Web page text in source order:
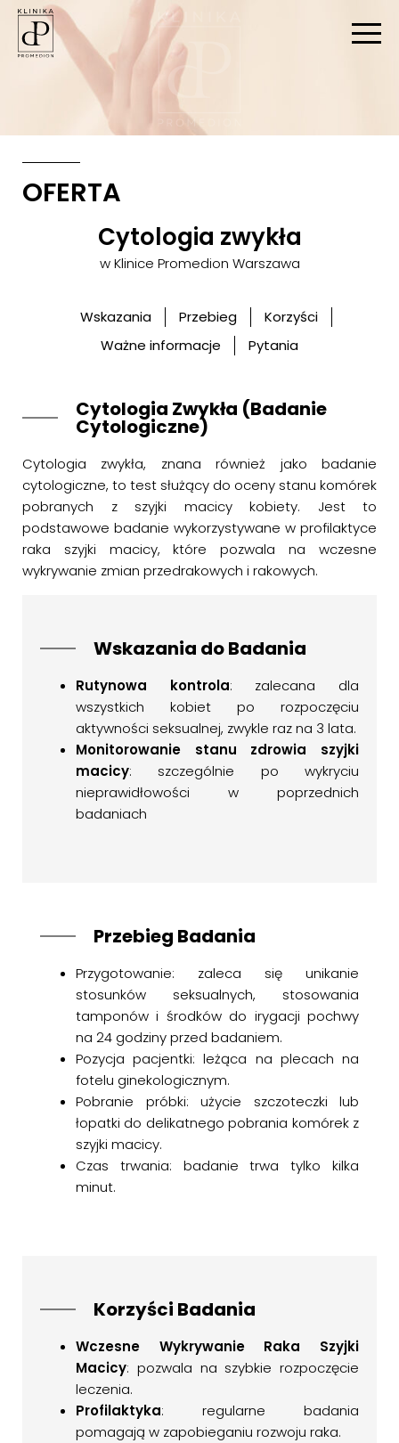
STRONA GŁÓWNA |
CYTOLOGIA ZWYKŁA
OFERTA
Cytologia zwykła
w Klinice Promedion Warszawa
Wskazania Przebieg
Korzyści
Ważne informacje
Pytania
Cytologia Zwykła (Badanie
Cytologiczne)
Cytologia zwykła, znana również jako badanie
cytologiczne, to test służący do oceny stanu komórek
pobranych z szyjki macicy kobiety. Jest to
podstawowe badanie wykorzystywane w profilaktyce
raka szyjki macicy, które pozwala na wczesne
wykrywanie zmian przedrakowych i rakowych.
Wskazania do Badania
Rutynowa kontrola: zalecana dla
wszystkich kobiet po rozpoczęciu
aktywności seksualnej, zwykle raz na 3 lata.
Monitorowanie stanu zdrowia szyjki
macicy: szczególnie po wykryciu
nieprawidłowości w poprzednich
badaniach
Przebieg Badania
Przygotowanie: zaleca się unikanie
stosunków seksualnych, stosowania
tamponów i środków do irygacji pochwy
na 24 godziny przed badaniem.
Pozycja pacjentki: leżąca na plecach na
fotelu ginekologicznym.
Pobranie próbki: użycie szczoteczki lub
łopatki do delikatnego pobrania komórek z
szyjki macicy.
Czas trwania: badanie trwa tylko kilka
minut.
Korzyści Badania
Wczesne Wykrywanie Raka Szyjki
Macicy: pozwala na szybkie rozpoczęcie
leczenia.
Profilaktyka: regularne badania
pomagają w zapobieganiu rozwoju raka.